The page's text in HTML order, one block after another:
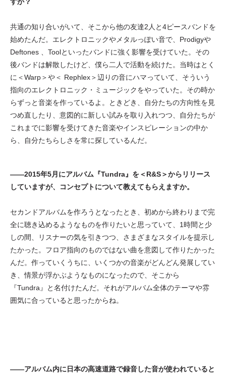
共通の知り合いがいて、そこから他の友達2人と4ピースバンドを
始めたんだ。エレクトロニックやメタルっぽい音で、Prodigyや
Deftones 、Toolといったバンドに強く影響を受けていた。その
後バンドは解散したけど、僕ら二人で活動を続けた。当時はとく
に＜Warp＞や＜ Rephlex＞辺りの音にハマっていて、そういう
指向のエレクトロニック・ミュージックをやっていた。その時か
らずっと音楽を作っているよ。ときどき、自分たちの方向性を見
つめ直したり、意図的に新しい試みを取り入れつつ、自分たちが
これまでに影響を受けてきた音楽やインスピレーションの中か
ら、自分たちらしさを常に探しているんだ。
——2015年5月にアルバム『Tundra』を＜R&S＞からリリース
していますが、コンセプトについて教えてもらえますか。
セカンドアルバムを作ろうとなったとき、初めから終わりまで完
全に聴き込めるようなものを作りたいと思っていて、1時間と少
しの間、リスナーの気を引きつつ、さまざまなスタイルを提示し
たかった。フロア指向のものではない曲を意図して作りたかった
んだ。作っていくうちに、いくつかの音楽がどんどん発展してい
き、情景が浮かぶようなものになったので、そこから
『Tundra』と名付けたんだ。それがアルバム全体のテーマや雰
囲気に合っていると思ったからね。
——アルバム内に日本の高速道路で録音した音が使われていると